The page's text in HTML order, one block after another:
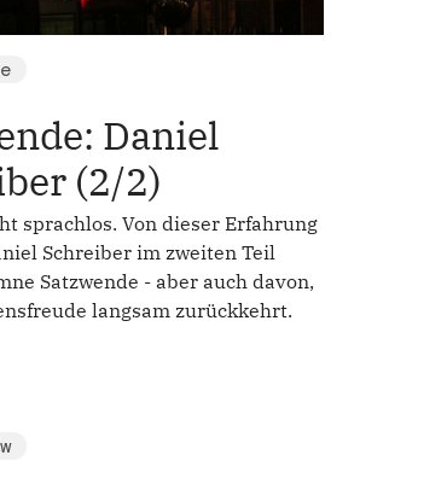
Daniel
(2/2)
sprachlos. Von dieser Erfahrung
Schreiber im zweiten Teil
Satzwende - aber auch davon,
langsam zurückkehrt.